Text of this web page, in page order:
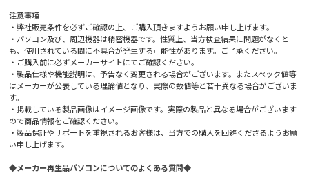
注意事項
・弊社販売条件を必ずご確認の上、ご購入頂きますようお願い申し上げます。
・パソコン及び、周辺機器は精密機器です。性質上、当方検査結果に問題がなくと
も、使用されている間に不具合が発生する可能性があります。ご了承ください。
・ご購入前に必ずメーカーサイトにてご確認ください。
・製品仕様や機能説明は、予告なく変更される場合がございます。またスペック値等
はメーカーが公表している理論値となり、実際の数値等と若干異なる場合がございま
す。
・掲載している製品画像はイメージ画像です。実際の製品と異なる場合がございます
ので商品情報をご確認ください。
・製品保証やサポートを重視されるお客様は、当方での購入を回避くださるようお願
い申し上げます。
◆メーカー再生品パソコンについてのよくある質問◆